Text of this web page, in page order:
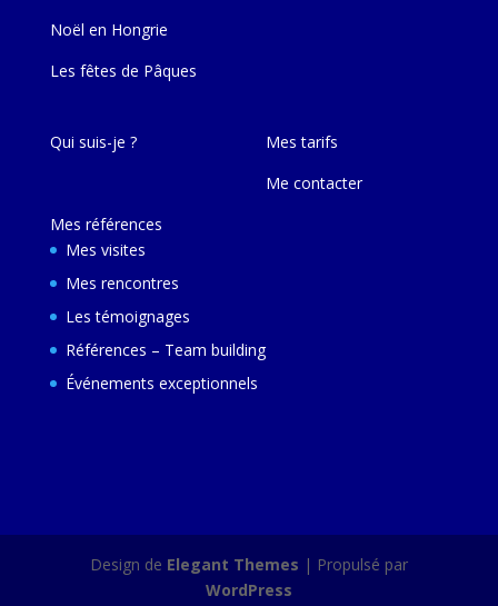
Noël en Hongrie
Les fêtes de Pâques
Qui suis-je ?
Mes références
Mes visites
Mes rencontres
Les témoignages
Références – Team building
Événements exceptionnels
Mes tarifs
Me contacter
Design de Elegant Themes | Propulsé par
WordPress